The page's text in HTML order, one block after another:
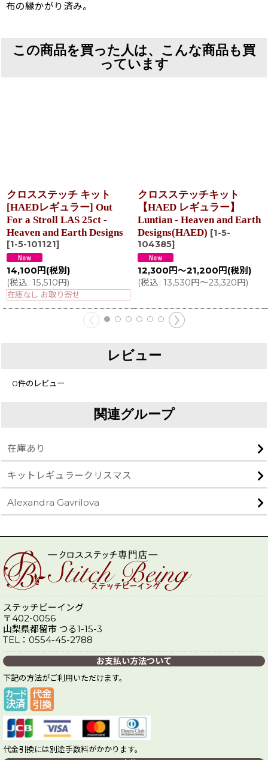
布の縁かがり済み。
この商品を買った人は、こんな商品も買
っています
クロスステッチ キット
[HAEDレギュラー] Out
For a Stroll LAS 25ct -
Heaven and Earth Designs
[1-5-101121]
14,100 円 (税別)
(税込: 15,510円)
在庫なし お取り寄せ
クロスステッチキット
【HAED レギュラー】
Luntian - Heaven and Earth
Designs(HAED) [1-5-
104385]
12,300 円～21,200 円 (税別)
(税込: 13,530円～23,320円)
レビュー
0件のレビュー
関連グループ
在庫あり
キットレギュラークリスマス
Alexandra Gavrilova
ステッチビーイング
〒402-0056
山梨県都留市 つる1-15-3
TEL：0554-45-2788
お支払い方法ついて
下記の方法がご利用いただけます。
代金引換には別途手数料がかかります。